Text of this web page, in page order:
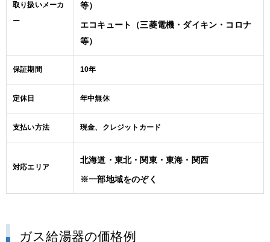
取り扱いメーカ
ー
等）
エコキュート（三菱電機・ダイキン・コロナ
等）
保証期間 10年
定休日 年中無休
支払い方法 現金、クレジットカード
対応エリア
北海道・東北・関東・東海・関西
※一部地域をのぞく
ガス給湯器の価格例